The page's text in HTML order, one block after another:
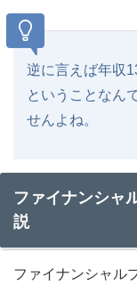
逆に言えば年収
ということなん
せんよね。
ファイナンシャ
説
ファイナンシャル